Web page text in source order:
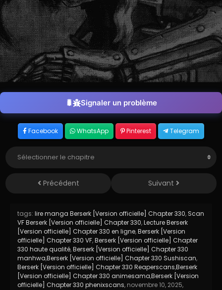
Signaler un problème
Facebook WhatsApp Pinterest Telegram
Précédent Suivant
tags: lire manga Berserk [Version officielle] Chapter 330, Scan
VF Berserk [Version officielle] Chapter 330,Lecture Berserk
[Version officielle] Chapter 330 en ligne,Berserk [Version
officielle] Chapter 330 VF,Berserk [Version officielle] Chapter
330 haute qualité,Berserk [Version officielle] Chapter 330
manhwa,Berserk [Version officielle] Chapter 330 Sushiscan,
Berserk [Version officielle] Chapter 330 Reaperscans,Berserk
[Version officielle] Chapter 330 animesama,Berserk [Version
officielle] Chapter 330 phenixscans, novembre 10, 2025,